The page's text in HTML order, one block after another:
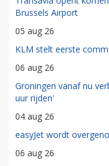
Brussels Airport
05 aug 26
KLM stelt eerste
06 aug 26
Groningen vanaf nu
uur rijden'
04 aug 26
easyJet wordt
06 aug 26